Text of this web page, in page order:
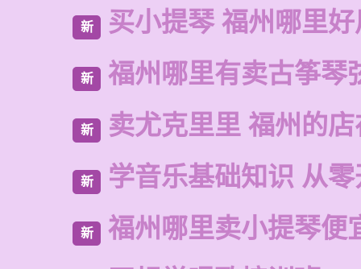
新 买小提琴 福州哪里
新 福州哪里有卖古筝琴
新 卖尤克里里 福州的
新 学音乐基础知识 从
新 福州哪里卖小提琴便